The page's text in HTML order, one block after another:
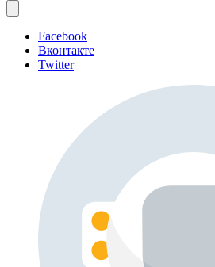
Facebook
Вконтакте
Twitter